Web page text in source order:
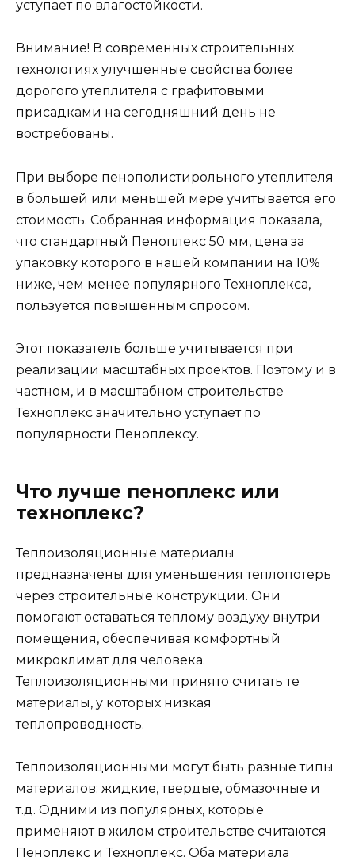
уступает по влагостойкости.
Внимание! В современных строительных
технологиях улучшенные свойства более
дорогого утеплителя с графитовыми
присадками на сегодняшний день не
востребованы.
При выборе пенополистирольного утеплителя
в большей или меньшей мере учитывается его
стоимость. Собранная информация показала,
что стандартный Пеноплекс 50 мм, цена за
упаковку которого в нашей компании на 10%
ниже, чем менее популярного Техноплекса,
пользуется повышенным спросом.
Этот показатель больше учитывается при
реализации масштабных проектов. Поэтому и в
частном, и в масштабном строительстве
Техноплекс значительно уступает по
популярности Пеноплексу.
Что лучше пеноплекс или
техноплекс?
Теплоизоляционные материалы
предназначены для уменьшения теплопотерь
через строительные конструкции. Они
помогают оставаться теплому воздуху внутри
помещения, обеспечивая комфортный
микроклимат для человека.
Теплоизоляционными принято считать те
материалы, у которых низкая
теплопроводность.
Теплоизоляционными могут быть разные типы
материалов: жидкие, твердые, обмазочные и
т.д. Одними из популярных, которые
применяют в жилом строительстве считаются
Пеноплекс и Техноплекс. Оба материала